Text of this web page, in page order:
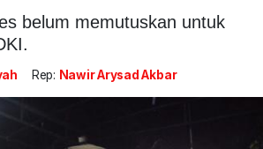
belum memutuskan untuk
Rep: Nawir Arysad Akbar